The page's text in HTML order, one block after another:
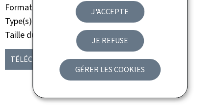
J'ACCEPTE
JE REFUSE
GÉRER LES COOKIES
Format du document
Pdf
Type(s)
Brochure Livre
Taille du fichier
3,26 Mo
TÉLÉCHARGER (FR, PDF - 3,26 MO)